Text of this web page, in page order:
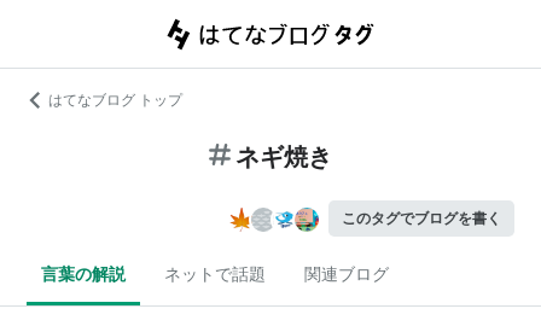
はてなブログ トップ
ネギ焼き
このタグでブログを書く
言葉の解説 ネットで話題 関連ブログ